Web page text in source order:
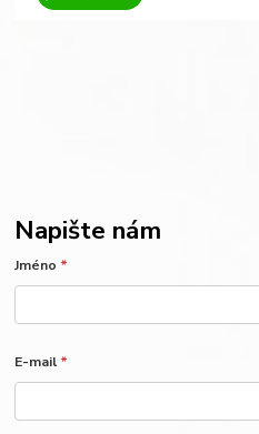
Napište nám
Jméno *
E-mail *